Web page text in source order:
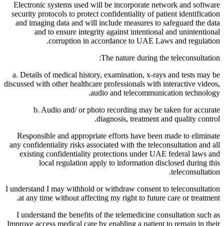
Electronic systems used will be incorporate network and software
security protocols to protect confidentiality of patient identification
and imaging data and will include measures to safeguard the data
and to ensure integrity against intentional and unintentional
corruption in accordance to UAE Laws and regulation.
The nature during the teleconsultation:
a. Details of medical history, examination, x-rays and tests may be
discussed with other healthcare professionals with interactive videos,
audio and telecommunication technology.
b. Audio and/ or photo recording may be taken for accurate
diagnosis, treatment and quality control.
Responsible and appropriate efforts have been made to eliminate
any confidentiality risks associated with the teleconsultation and all
existing confidentiality protections under UAE federal laws and
local regulation apply to information disclosed during this
teleconsultation.
I understand I may withhold or withdraw consent to teleconsultation
at any time without affecting my right to future care or treatment.
I understand the benefits of the telemedicine consultation such as
Improve access medical care by enabling a patient to remain in their